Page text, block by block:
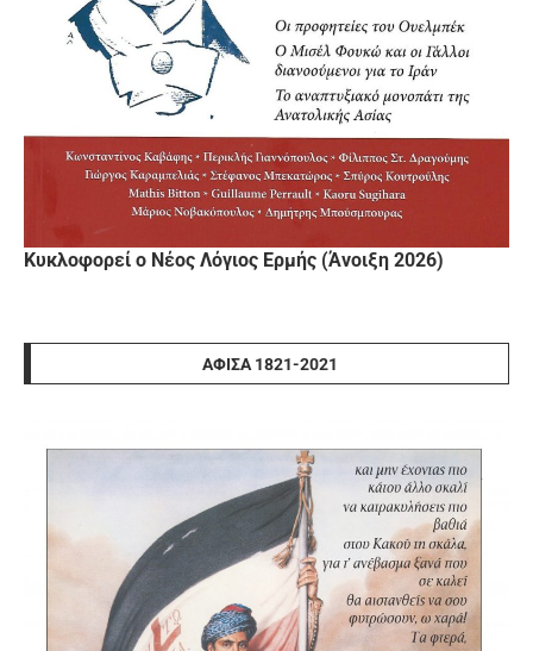
Κυκλοφορεί ο Νέος Λόγιος Ερμής (Άνοιξη 2026)
ΑΦΊΣΑ 1821-2021